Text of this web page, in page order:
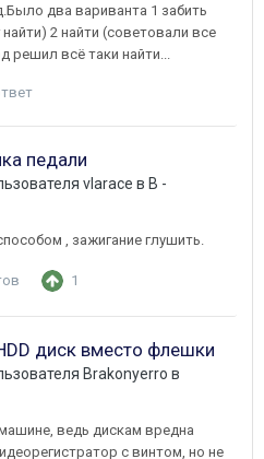
два вариванта 1 забить
2 найти (советовали все
решил всё таки найти...
педали
vlarace в B -
, зажигание глушить.
1
диск вместо флешки
Brakonyerro в
ведь дискам вредна
с винтом, но не